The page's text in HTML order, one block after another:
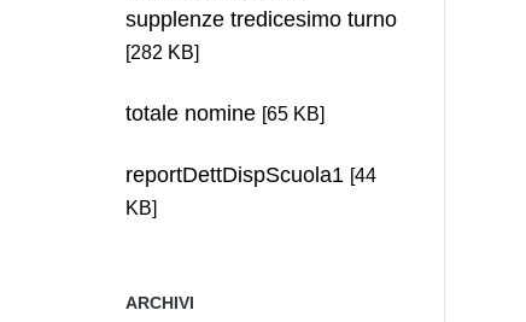
supplenze tredicesimo turno
[282 KB]
totale nomine [65 KB]
reportDettDispScuola1 [44
KB]
ARCHIVI